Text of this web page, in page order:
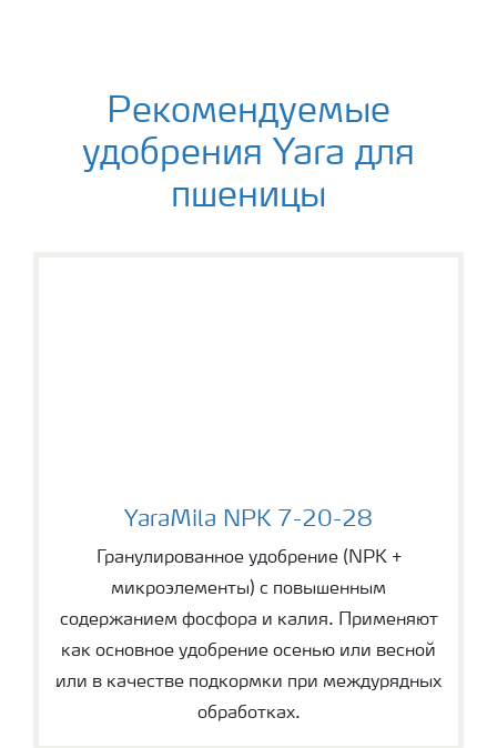
Рекомендуемые
удобрения Yara для
пшеницы
YaraMila NPK 7-20-28
YaraMila NPK 7-20-28
Гранулированное удобрение (NPK +
микроэлементы) с повышенным
содержанием фосфора и калия. Применяют
как основное удобрение осенью или весной
или в качестве подкормки при междурядных
обработках.